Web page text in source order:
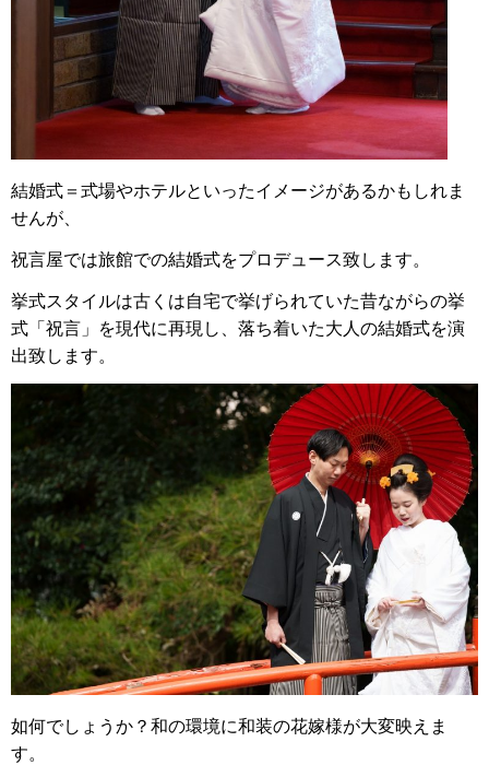
結婚式＝式場やホテルといったイメージがあるかもしれま
せんが、
祝言屋では旅館での結婚式をプロデュース致します。
挙式スタイルは古くは自宅で挙げられていた昔ながらの挙
式「祝言」を現代に再現し、落ち着いた大人の結婚式を演
出致します。
如何でしょうか？和の環境に和装の花嫁様が大変映えま
す。